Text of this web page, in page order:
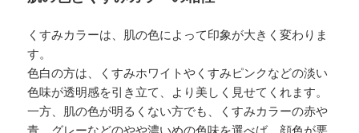
くすみカラーは、肌の色によって印象が大きく変わりま
す。
色白の方は、くすみホワイトやくすみピンクなどの淡い
色味が透明感を引き立て、より美しく見せてくれます。
一方、肌の色が明るくない方でも、くすみカラーの赤や
青、グレーなどのやや濃いめの色味を選べば、顔色が悪